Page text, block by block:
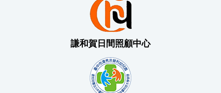
謙和賀日間照顧中心